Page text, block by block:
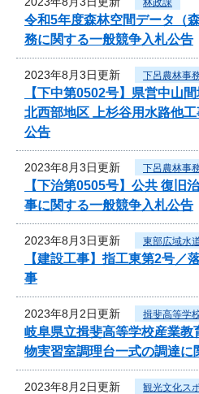
林政課
令和5年度森林空間データ（
務に関する一般競争入札公告
2023年8月3日更新 下呂農林事
【下中第0502号】県営中山
北西部地区 上杉谷用水路他
公告
2023年8月3日更新 下呂農林事
【下治第0505号】公共 復
事に関する一般競争入札公告
2023年8月3日更新 東部広域水
【建設工事】指工東第2号／
事
2023年8月2日更新 揖斐高等学
岐阜県立揖斐高等学校産業教
物実習室調理台一式の調達に
2023年8月2日更新 観光文化ス